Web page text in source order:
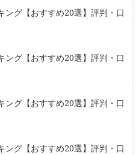
ング【おすすめ20選】評判・口
ング【おすすめ20選】評判・口
ング【おすすめ20選】評判・口
ング【おすすめ20選】評判・口